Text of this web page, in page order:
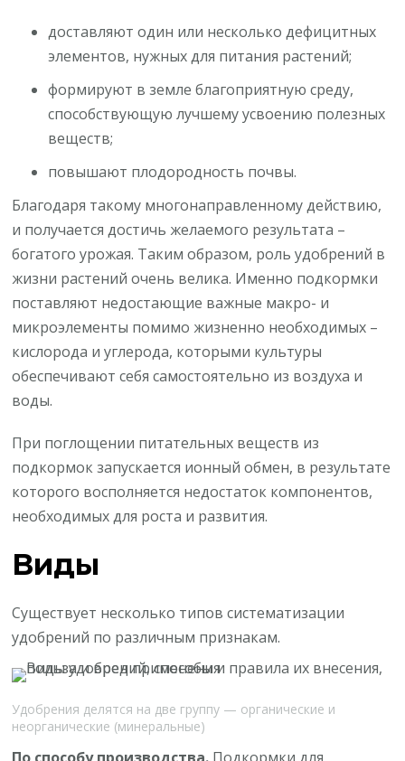
доставляют один или несколько дефицитных
элементов, нужных для питания растений;
формируют в земле благоприятную среду,
способствующую лучшему усвоению полезных
веществ;
повышают плодородность почвы.
Благодаря такому многонаправленному действию,
и получается достичь желаемого результата –
богатого урожая. Таким образом, роль удобрений в
жизни растений очень велика. Именно подкормки
поставляют недостающие важные макро- и
микроэлементы помимо жизненно необходимых –
кислорода и углерода, которыми культуры
обеспечивают себя самостоятельно из воздуха и
воды.
При поглощении питательных веществ из
подкормок запускается ионный обмен, в результате
которого восполняется недостаток компонентов,
необходимых для роста и развития.
Виды
Существует несколько типов систематизации
удобрений по различным признакам.
Удобрения делятся на две группу — органические и
неорганические (минеральные)